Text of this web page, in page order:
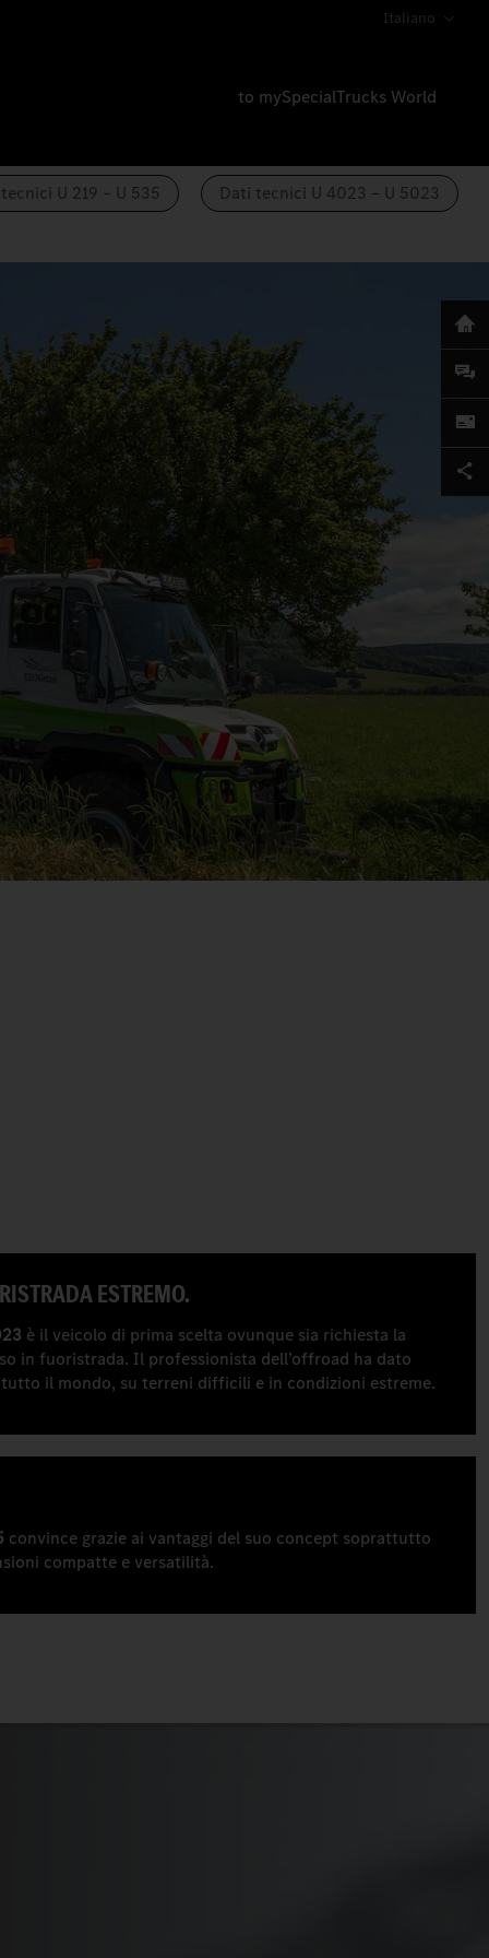
Italiano
to mySpecialTrucks World
U 219 – U 535 Dati tecnici U 4023 – U 5023
ESTREMO.
è il veicolo di prima scelta ovunque sia richiesta la
in fuoristrada. Il professionista dell’offroad ha dato
il mondo, su terreni difficili e in condizioni estreme.
convince grazie ai vantaggi del suo concept soprattutto
compatte e versatilità.